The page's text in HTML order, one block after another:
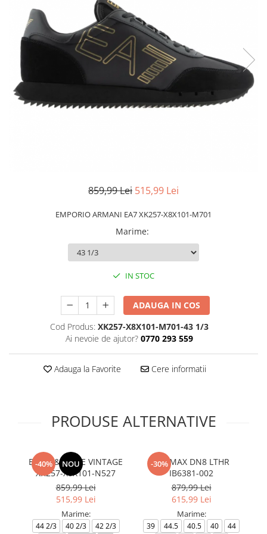
Pantofi sport femei
Slapi femei
859,99 Lei 515,99 Lei
EMPORIO ARMANI EA7 XK257-X8X101-M701
Marime:
IN STOC
ADAUGA IN COS
Cod Produs: XK257-X8X101-M701-43 1/3
Ai nevoie de ajutor? 0770 293 559
Adauga la Favorite Cere informatii
PRODUSE ALTERNATIVE
-40% NOU
BLACK&WHITE VINTAGE
XK257-X8X101-N527
859,99 Lei
515,99 Lei
Marime:
44 2/3 40 2/3
42 2/3
-30%
AIR MAX DN8 LTHR
IB6381-002
879,99 Lei
615,99 Lei
Marime:
39 44.5 40.5 40
44